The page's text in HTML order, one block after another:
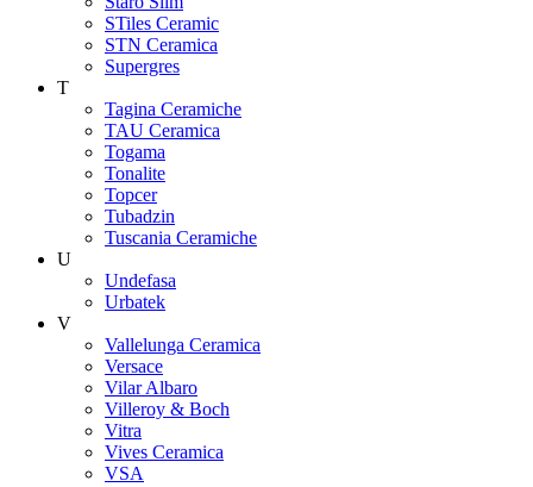
STiles Ceramic
STN Ceramica
Supergres
T
Tagina Ceramiche
TAU Ceramica
Togama
Tonalite
Topcer
Tubadzin
Tuscania Ceramiche
U
Undefasa
Urbatek
V
Vallelunga Ceramica
Versace
Vilar Albaro
Villeroy & Boch
Vitra
Vives Ceramica
VSA